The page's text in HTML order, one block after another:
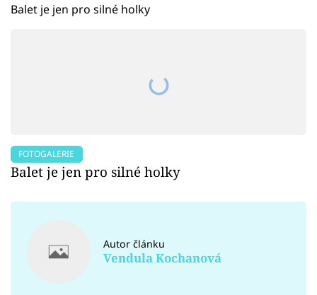
Balet je jen pro silné holky
FOTOGALERIE
Balet je jen pro silné holky
Autor článku
Vendula Kochanová